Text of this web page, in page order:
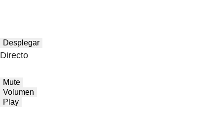
Desplegar
Directo
Mute
Volumen
Play